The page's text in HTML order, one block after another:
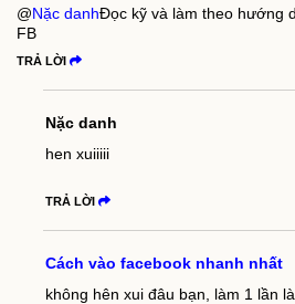
@Nặc danhĐọc kỹ và làm theo hướng
FB
TRẢ LỜI
Nặc danh
hen xuiiiii
TRẢ LỜI
Cách vào facebook nhanh nhất
không hên xui đâu bạn, làm 1 lần